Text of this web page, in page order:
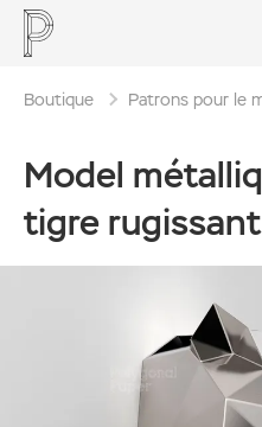
Boutique Patrons pour le
Model
tigre rugissant